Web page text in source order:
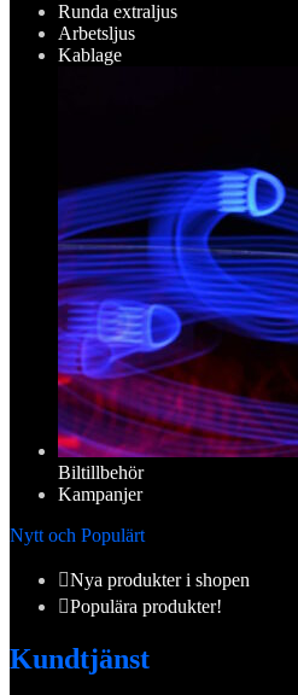
Runda extraljus
Arbetsljus
Kablage
Biltillbehör
Kampanjer
Nytt och Populärt
Nya produkter i shopen
Populära produkter!
Kundtjänst